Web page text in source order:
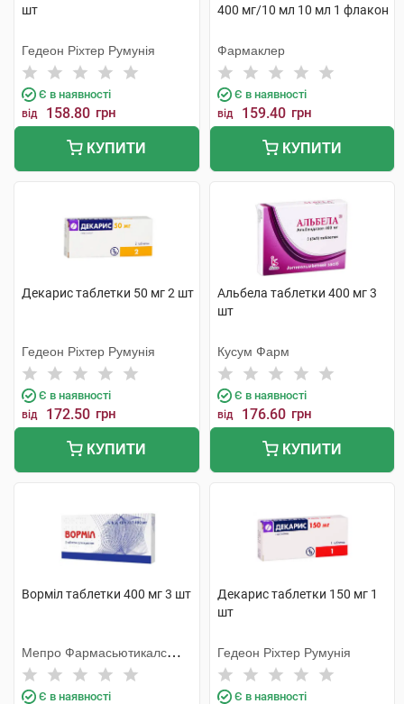
шт
Гедеон Ріхтер Румунія
Є в наявності
від 158.80 грн
КУПИТИ
400 мг/10 мл 10 мл 1 флакон
Фармаклер
Є в наявності
від 159.40 грн
КУПИТИ
Декарис таблетки 50 мг 2 шт
Гедеон Ріхтер Румунія
Є в наявності
від 172.50 грн
КУПИТИ
Альбела таблетки 400 мг 3
шт
Кусум Фарм
Є в наявності
від 176.60 грн
КУПИТИ
Ворміл таблетки 400 мг 3 шт
Мепро Фармасьютикалс
Пріват
Є в наявності
Декарис таблетки 150 мг 1
шт
Гедеон Ріхтер Румунія
Є в наявності